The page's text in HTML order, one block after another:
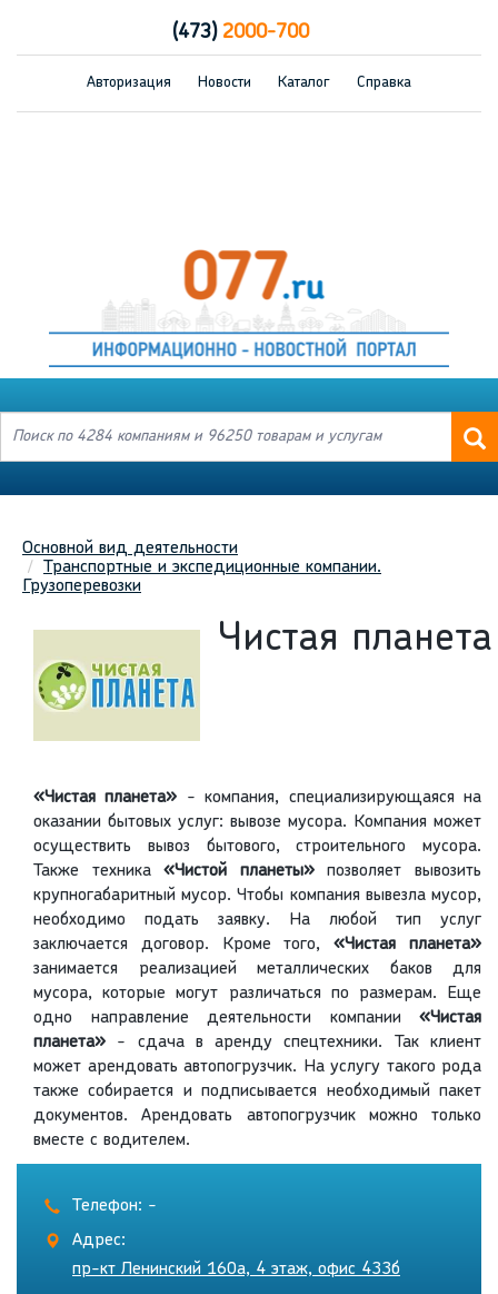
(473)2000-700
Авторизация Новости Каталог Справка
Основной вид деятельности
Транспортные и экспедиционные компании.
Грузоперевозки
Чистая планета
«Чистая планета» - компания, специализирующаяся на
оказании бытовых услуг: вывозе мусора. Компания может
осуществить вывоз бытового, строительного мусора.
Также техника«Чистой планеты»позволяет вывозить
крупногабаритный мусор. Чтобы компания вывезла мусор,
необходимо подать заявку. На любой тип услуг
заключается договор. Кроме того, «Чистая планета»
занимается реализацией металлических баков для
мусора, которые могут различаться по размерам. Еще
одно направление деятельности компании «Чистая
планета» - сдача в аренду спецтехники. Так клиент
может арендовать автопогрузчик. На услугу такого рода
также собирается и подписывается необходимый пакет
документов. Арендовать автопогрузчик можно только
вместе с водителем.
Телефон: -
Адрес:
пр-кт Ленинский 160а, 4 этаж, офис 433б